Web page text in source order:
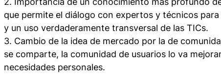
que permite el diálogo con expertos y técnicos
y un uso verdaderamente transversal de las TICs.
3. Cambio de la idea de mercado por la de
se comparte, la comunidad de usuarios lo va
necesidades personales.